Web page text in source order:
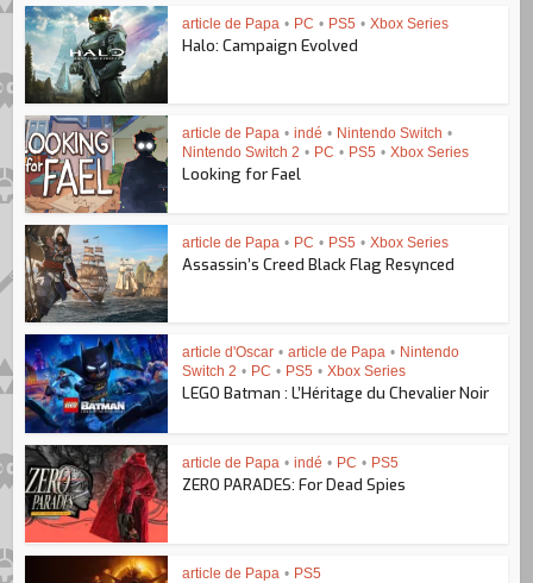
article de Papa • PC • PS5 • Xbox Series
Halo: Campaign Evolved
article de Papa • indé • Nintendo Switch •
Nintendo Switch 2 • PC • PS5 • Xbox Series
Looking for Fael
article de Papa • PC • PS5 • Xbox Series
Assassin’s Creed Black Flag Resynced
article d'Oscar • article de Papa • Nintendo
Switch 2 • PC • PS5 • Xbox Series
LEGO Batman : L’Héritage du Chevalier Noir
article de Papa • indé • PC • PS5
ZERO PARADES: For Dead Spies
article de Papa • PS5